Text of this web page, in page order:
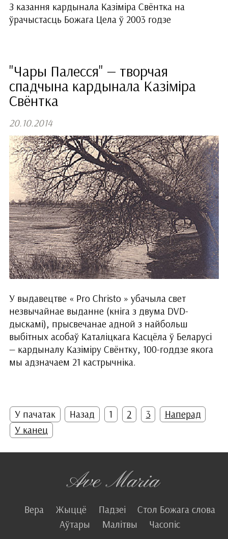
З казання кардынала Казіміра Свёнтка на
ўрачыстасць Божага Цела ў 2003 годзе
"Чары Палесся" — творчая
спадчына кардынала Казіміра
Свёнтка
20.10.2014
У выдавецтве « Pro Christo » убачыла свет
незвычайнае выданне (кніга з двума DVD-
дыскамі), прысвечанае адной з найбольш
выбітных асобаў Каталіцкага Касцёла ў Беларусі
— кардыналу Казіміру Свёнтку, 100-годдзе якога
мы адзначаем 21 кастрычніка.
У пачатак Назад 1 2 3
Наперад
У канец
Вера Жыццё Падзеі
Стол Божага слова
Аўтары
Малітвы Часопіс